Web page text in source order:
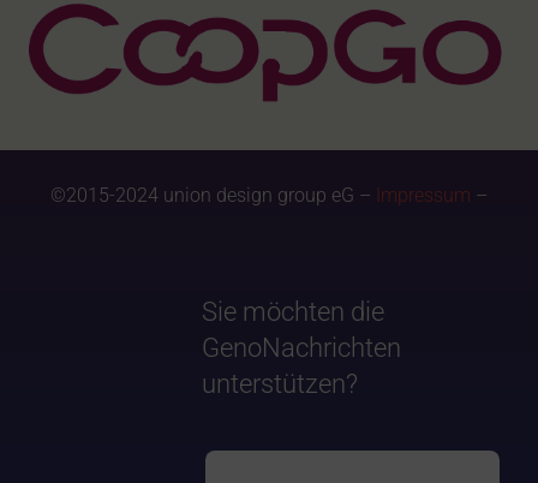
©2015-2024 union design group eG – Impressum –
Sie möchten die
GenoNachrichten
unterstützen?